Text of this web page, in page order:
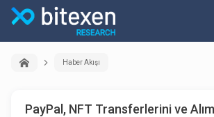
Haber Akışı
PayPal, NFT Transferlerini ve Alım